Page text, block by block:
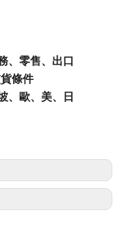
、零售、出口
條件
、歐、美、日